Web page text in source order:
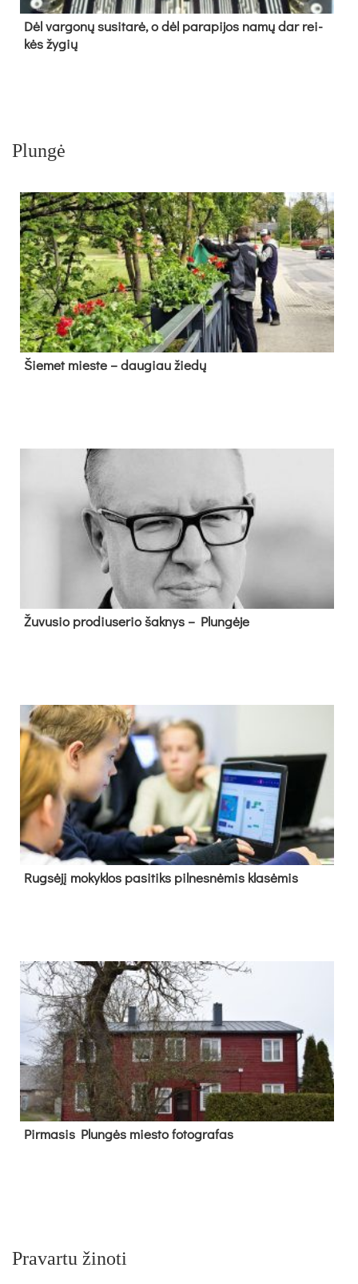
Dėl var­go­nų su­si­ta­rė, o dėl pa­ra­pi­jos na­mų dar rei­
kės žy­gių
Plungė
Šie­met mies­te – dau­giau žie­dų
Žu­vu­sio pro­diu­se­rio šak­nys – Plun­gė­je
Rug­sė­jį mo­kyk­los pa­si­tiks pil­nes­nė­mis kla­sė­mis
Pir­ma­sis Plun­gės mies­to fo­tog­ra­fas
Pravartu žinoti